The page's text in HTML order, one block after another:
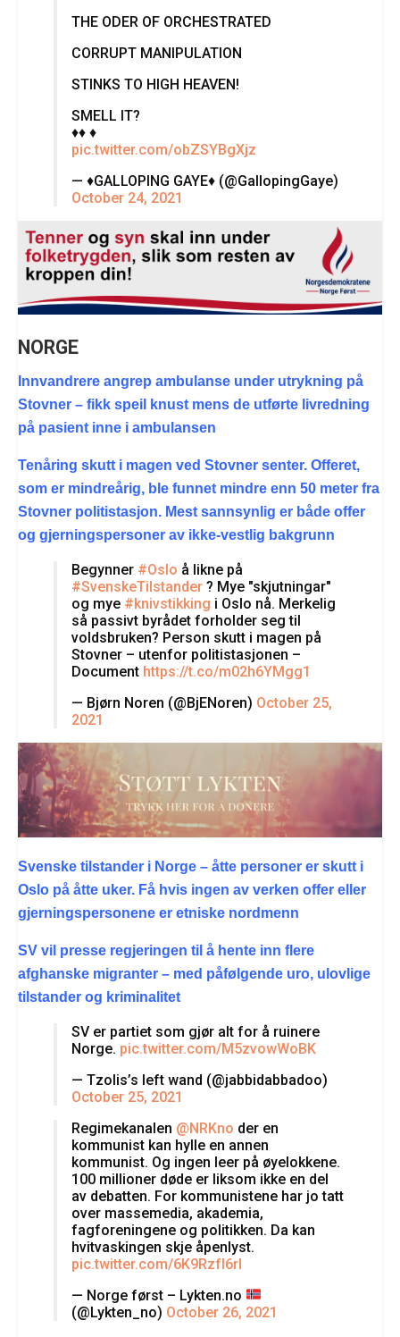
THE ODER OF ORCHESTRATED
CORRUPT MANIPULATION
STINKS TO HIGH HEAVEN!
SMELL IT?
♦️♦️ ♦️
pic.twitter.com/obZSYBgXjz
— ♦️GALLOPING GAYE♦️ (@GallopingGaye)
October 24, 2021
NORGE
Innvandrere angrep ambulanse under utrykning på
Stovner – fikk speil knust mens de utførte livredning
på pasient inne i ambulansen
Tenåring skutt i magen ved Stovner senter. Offeret,
som er mindreårig, ble funnet mindre enn 50 meter fra
Stovner politistasjon. Mest sannsynlig er både offer
og gjerningspersoner av ikke-vestlig bakgrunn
Begynner #Oslo å likne på
#SvenskeTilstander ? Mye "skjutningar"
og mye #knivstikking i Oslo nå. Merkelig
så passivt byrådet forholder seg til
voldsbruken? Person skutt i magen på
Stovner – utenfor politistasjonen –
Document https://t.co/m02h6YMgg1
— Bjørn Noren (@BjENoren) October 25,
2021
Svenske tilstander i Norge – åtte personer er skutt i
Oslo på åtte uker. Få hvis ingen av verken offer eller
gjerningspersonene er etniske nordmenn
SV vil presse regjeringen til å hente inn flere
afghanske migranter – med påfølgende uro, ulovlige
tilstander og kriminalitet
SV er partiet som gjør alt for å ruinere
Norge. pic.twitter.com/M5zvowWoBK
— Tzolis’s left wand (@jabbidabbadoo)
October 25, 2021
Regimekanalen @NRKno der en
kommunist kan hylle en annen
kommunist. Og ingen leer på øyelokkene.
100 millioner døde er liksom ikke en del
av debatten. For kommunistene har jo tatt
over massemedia, akademia,
fagforeningene og politikken. Da kan
hvitvaskingen skje åpenlyst.
pic.twitter.com/6K9RzfI6rI
— Norge først – Lykten.no
(@Lykten_no) October 26, 2021